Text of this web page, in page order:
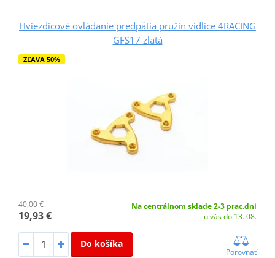
Hviezdicové ovládanie predpätia pružín vidlice 4RACING
GFS17 zlatá
ZĽAVA 50%
40,00 €
19,93 €
Na centrálnom sklade 2-3 prac.dni
u vás do 13. 08.
Do košíka
Porovnať